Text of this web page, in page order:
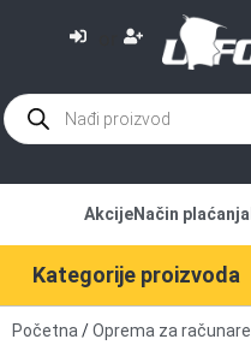
Kategorije proizvoda
AkcijeNačin plaćanja
Početna /Oprema za računare